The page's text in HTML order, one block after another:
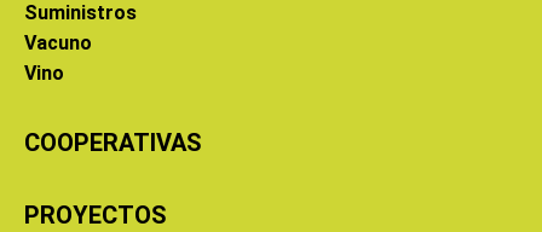
Suministros
Vacuno
Vino
COOPERATIVAS
PROYECTOS